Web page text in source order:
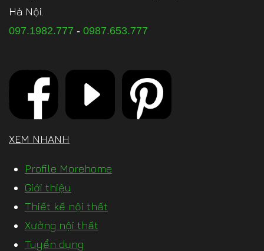
Hà Nội.
097.1982.777 - 0987.653.777
XEM NHANH
Profile Morehome
Giới thiệu
Thiết kế nội thất
Xưởng nội thất
Tuyển dụng